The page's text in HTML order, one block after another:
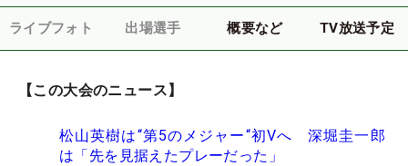
ライブフォト 出場選手 概要など TV放送予定
【この大会のニュース】
松山英樹は“第5のメジャー“初Vへ 深堀圭一郎
は「先を見据えたプレーだった」